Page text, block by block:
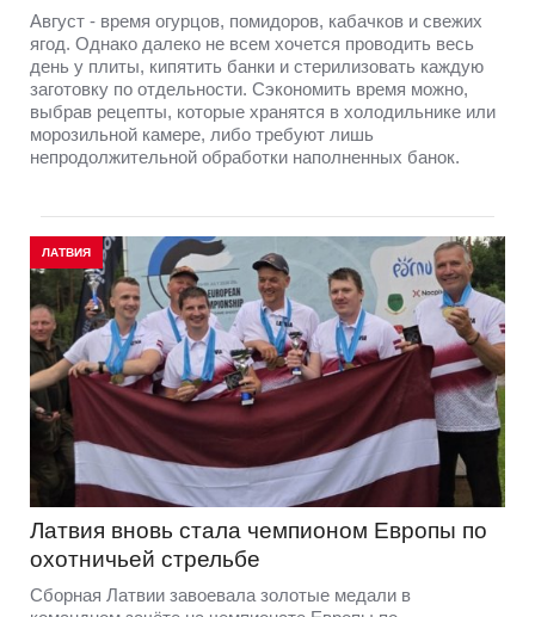
Август - время огурцов, помидоров, кабачков и свежих
ягод. Однако далеко не всем хочется проводить весь
день у плиты, кипятить банки и стерилизовать каждую
заготовку по отдельности. Сэкономить время можно,
выбрав рецепты, которые хранятся в холодильнике или
морозильной камере, либо требуют лишь
непродолжительной обработки наполненных банок.
ЛАТВИЯ
Латвия вновь стала чемпионом Европы по
охотничьей стрельбе
Сборная Латвии завоевала золотые медали в